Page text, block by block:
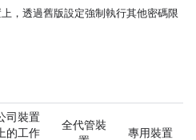
，透過舊版設定強制執行其他密碼限
司裝置
上的工作
全代管裝
專用裝置